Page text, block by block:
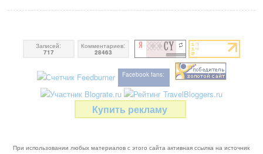
Записей:
717
Комментариев:
28463
Facebook fans:
Купить рекламу
При использовании любых материалов с этого сайта активная ссылка на источник